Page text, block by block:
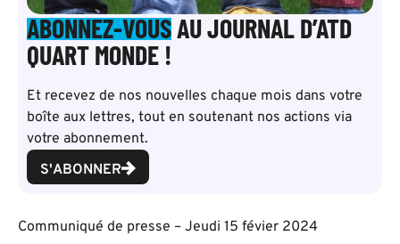
ABONNEZ-VOUSAU JOURNAL D’ATD
QUART MONDE !
Et recevez de nos nouvelles chaque mois dans votre
boîte aux lettres, tout en soutenant nos actions via
votre abonnement.
S'ABONNER
Communiqué de presse – Jeudi 15 févier 2024